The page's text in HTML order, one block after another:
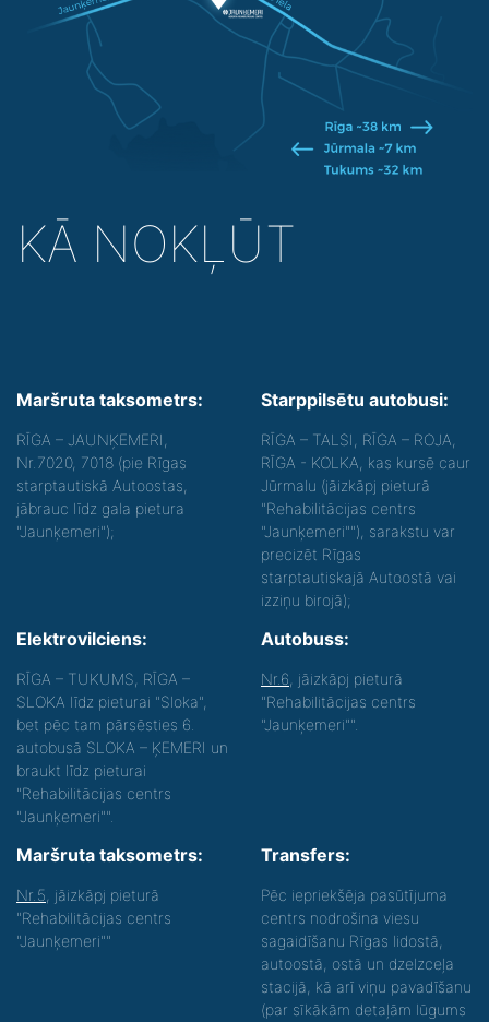
KĀ NOKĻŪT
Maršruta taksometrs:
RĪGA – JAUNĶEMERI,
Nr.7020, 7018 (pie Rīgas
starptautiskā Autoostas,
jābrauc līdz gala pietura
"Jaunķemeri");
Starppilsētu autobusi:
RĪGA – TALSI, RĪGA – ROJA,
RĪGA - KOLKA, kas kursē caur
Jūrmalu (jāizkāpj pieturā
"Rehabilitācijas centrs
"Jaunķemeri""), sarakstu var
precizēt Rīgas
starptautiskajā Autoostā vai
izziņu birojā);
Elektrovilciens:
RĪGA – TUKUMS, RĪGA –
SLOKA līdz pieturai "Sloka",
bet pēc tam pārsēsties 6.
autobusā SLOKA – ĶEMERI un
braukt līdz pieturai
"Rehabilitācijas centrs
"Jaunķemeri"".
Autobuss:
Nr.6 , jāizkāpj pieturā
"Rehabilitācijas centrs
"Jaunķemeri"".
Maršruta taksometrs:
Nr.5 , jāizkāpj pieturā
"Rehabilitācijas centrs
"Jaunķemeri""
Transfers:
Pēc iepriekšēja pasūtījuma
centrs nodrošina viesu
sagaidīšanu Rīgas lidostā,
autoostā, ostā un dzelzceļa
stacijā, kā arī viņu pavadīšanu
(par sīkākām detaļām lūgums